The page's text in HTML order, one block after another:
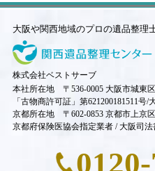
大阪や関西地域のプロの遺品整理
株式会社ベストサーブ
本社所在地 〒536-0005 大阪市城東区
「古物商許可証」第621200181511号
京都所在地 〒602-0853 京都市上京
京都府保険医協会指定業者 / 大阪司